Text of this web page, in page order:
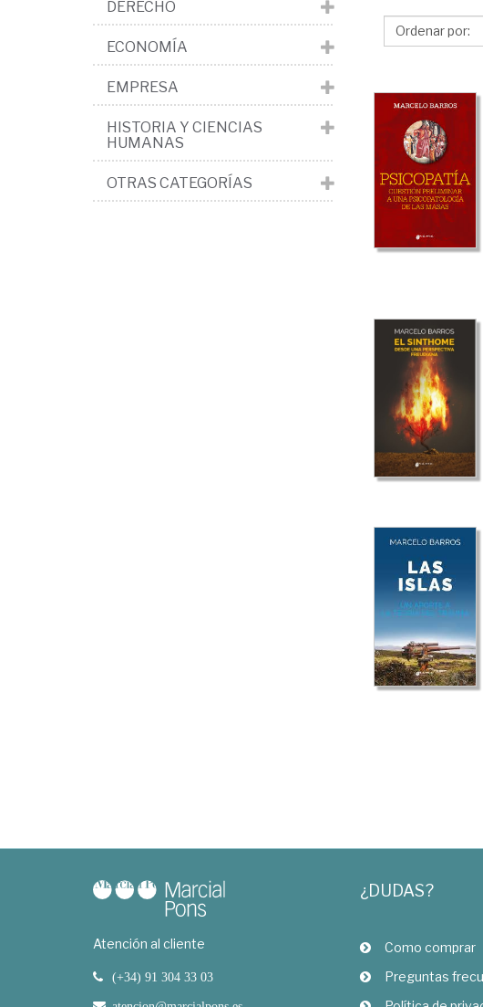
DERECHO
ECONOMÍA
EMPRESA
HISTORIA Y CIENCIAS
HUMANAS
OTRAS CATEGORÍAS
Atención al cliente
(+34) 91 304 33 03
¿DUDAS?
Como comprar
Preguntas